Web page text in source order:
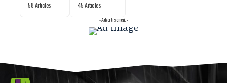
58 Articles 45 Articles
- Advertisement -